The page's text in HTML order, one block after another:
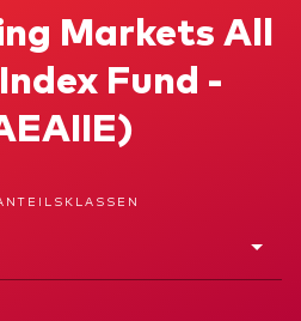
Cap Equity Index Fund
Markets All
Fund -